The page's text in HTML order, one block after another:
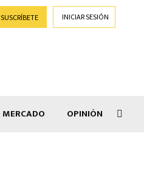
SUSCRÍBETE INICIAR SESIÓN
MERCADO OPINIÓN